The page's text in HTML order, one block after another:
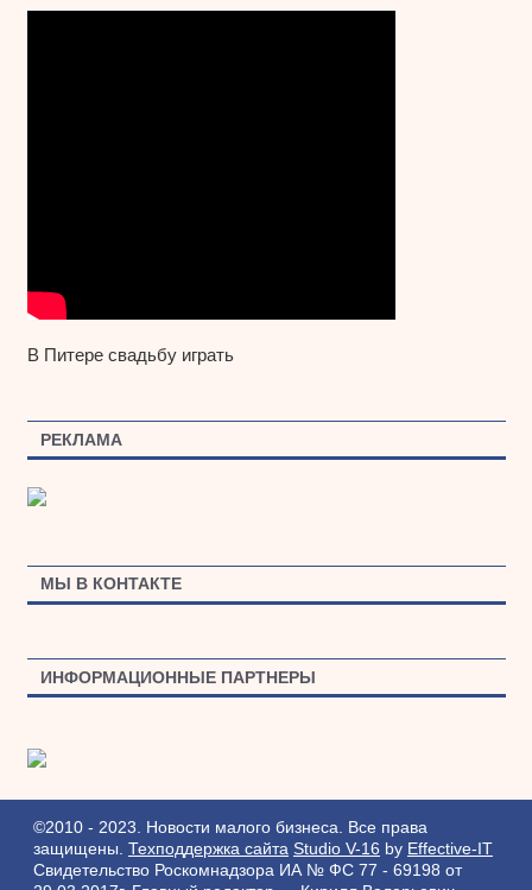
В Питере свадьбу играть
РЕКЛАМА
МЫ В КОНТАКТЕ
ИНФОРМАЦИОННЫЕ ПАРТНЕРЫ
©2010 - 2023. Новости малого бизнеса. Все права
защищены. Техподдержка сайта Studio V-16 by Effective-IT
Свидетельство Роскомнадзора ИА № ФС 77 - 69198 от